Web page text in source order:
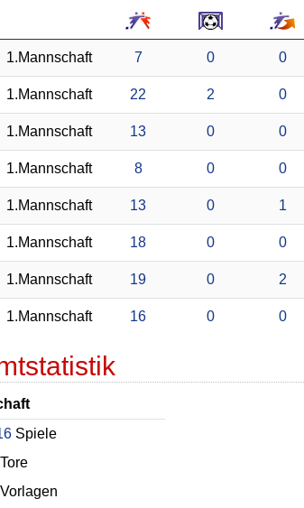
1.Mannschaft 7 0 0
1.Mannschaft 22 2 0
1.Mannschaft 13 0 0
1.Mannschaft 8 0 0
1.Mannschaft 13 0 1
1.Mannschaft 18 0 0
1.Mannschaft 19 0 2
1.Mannschaft 16 0 0
Spiele
Tore
Vorlagen